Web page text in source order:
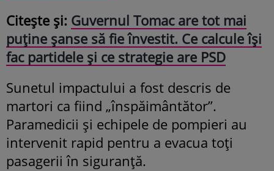
Citește și: Guvernul Tomac are tot mai
puține șanse să fie învestit. Ce calcule își
fac partidele și ce strategie are PSD
Sunetul impactului a fost descris de
martori ca fiind „înspăimântător”.
Paramedicii și echipele de pompieri au
intervenit rapid pentru a evacua toți
pasagerii în siguranță.